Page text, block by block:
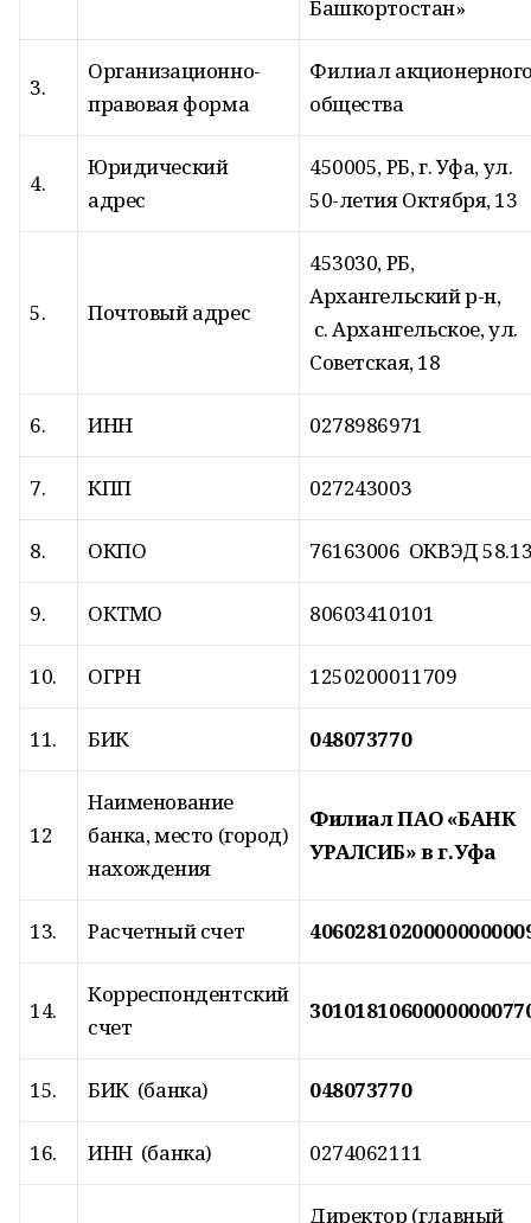
Башкортостан»
3.
Организационно-
правовая форма
Филиал
общества
4.
Юридический
адрес
450005, РБ, г. Уфа, ул.
50-летия Октября, 13
5. Почтовый адрес
453030, РБ,
Архангельский р-н,
с. Архангельское, ул.
Советская, 18
6. ИНН 0278986971
7. КПП 027243003
8. ОКПО 76163006 ОКВЭД
9. ОКТМО 80603410101
10. ОГРН 1250200011709
11. БИК 048073770
12
Наименование
банка, место (город)
нахождения
Филиал ПАО «БАНК
УРАЛСИБ» в г.Уфа
13. Расчетный счет
14.
Корреспондентский
счет
15. БИК (банка) 048073770
16. ИНН (банка) 0274062111
Директор (главный